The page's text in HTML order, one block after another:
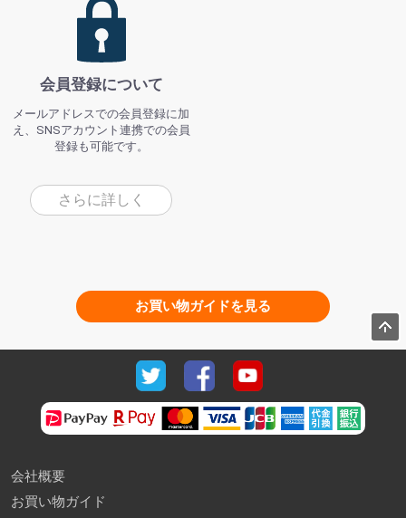
会員登録について
メールアドレスでの会員登録に加
え、SNSアカウント連携での会員
登録も可能です。
さらに詳しく
お買い物ガイドを見る
会社概要
お買い物ガイド